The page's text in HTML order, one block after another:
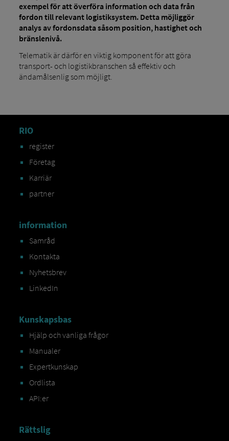
exempel för att överföra information och data från
fordon till relevant logistiksystem. Detta möjliggör
analys av fordonsdata såsom position, hastighet och
bränslenivå.
Telematik är därför en viktig komponent för att göra
transport- och logistikbranschen så effektiv och
ändamålsenlig som möjligt.
RIO
register
Företag
Karriär
partner
information
Samråd
Kontakta
Nyhetsbrev
LinkedIn
Kunskapsbas
Hjälp och vanliga frågor
Manualer
Expertkunskap
Ordlista
API:er
Rättslig